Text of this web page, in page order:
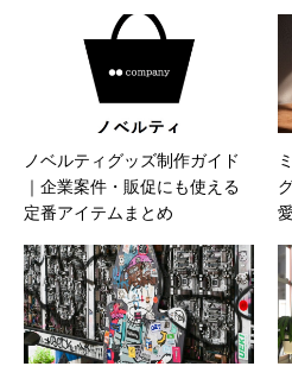
ノベルティグッズ制作ガイド
｜企業案件・販促にも使える
定番アイテムまとめ